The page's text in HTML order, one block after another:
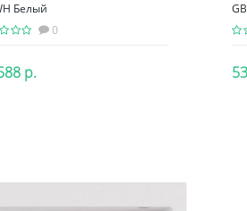
Белый
0
р.